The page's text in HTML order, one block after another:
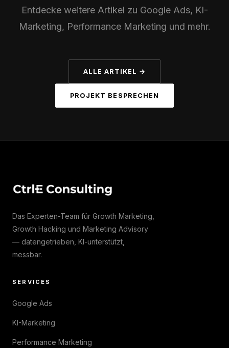
Entdecke weitere Artikel zu Google Ads, KI-
Marketing, Performance Marketing und mehr.
ALLE ARTIKEL →
PROJEKT BESPRECHEN
Das Experten-Team für Growth Marketing,
Growth Hacking und Marketing Advisory
— datengetrieben, KI-unterstützt,
messbar.
SERVICES
Google Ads
KI-Marketing
Performance Marketing